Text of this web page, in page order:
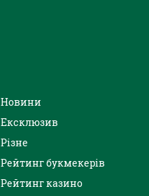
Новини
Ексклюзив
Різне
Рейтинг букмекерів
Рейтинг казино